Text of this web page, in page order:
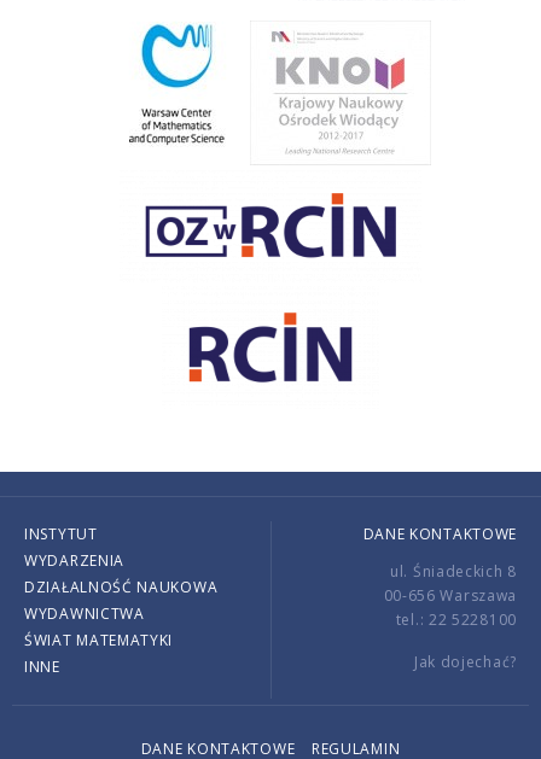
INSTYTUT
WYDARZENIA
DZIAŁALNOŚĆ NAUKOWA
WYDAWNICTWA
ŚWIAT MATEMATYKI
INNE
DANE KONTAKTOWE
ul. Śniadeckich 8
00-656 Warszawa
tel.: 22 5228100
Jak dojechać?
DANE KONTAKTOWE REGULAMIN